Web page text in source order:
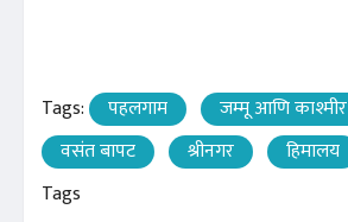
Tags: पहलगाम
जम्मू आणि काश्मीर
वसंत बापट
श्रीनगर हिमालय
Tags